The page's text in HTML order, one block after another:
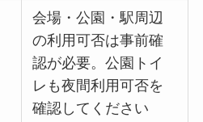
会場・公園・駅周辺
の利用可否は事前確
認が必要。公園トイ
レも夜間利用可否を
確認してください